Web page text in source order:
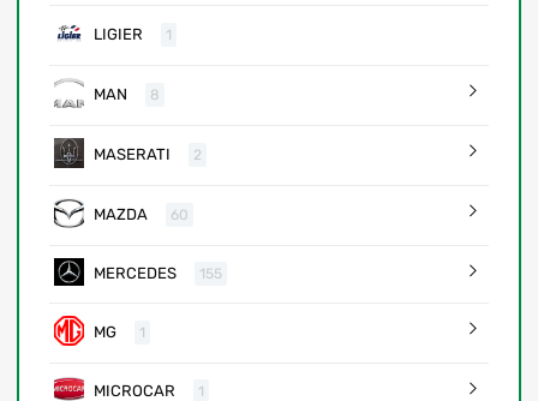
LIGIER 1
MAN 8
MASERATI 2
MAZDA 60
MERCEDES 155
MG 1
MICROCAR 1